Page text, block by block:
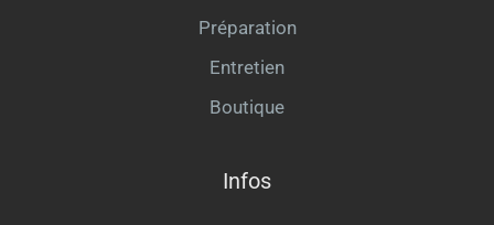
Préparation
Entretien
Boutique
Infos